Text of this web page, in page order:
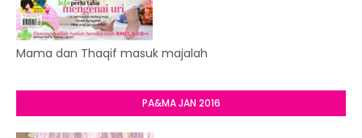
Mama dan Thaqif masuk majalah
PA&MA JAN 2016